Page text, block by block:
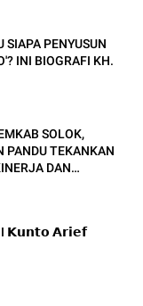
SIAPA PENYUSUN
INI BIOGRAFI KH.
SOLOK,
PANDU TEKANKAN
DAN
𝗞𝘂𝗻𝘁𝗼 𝗔𝗿𝗶𝗲𝗳